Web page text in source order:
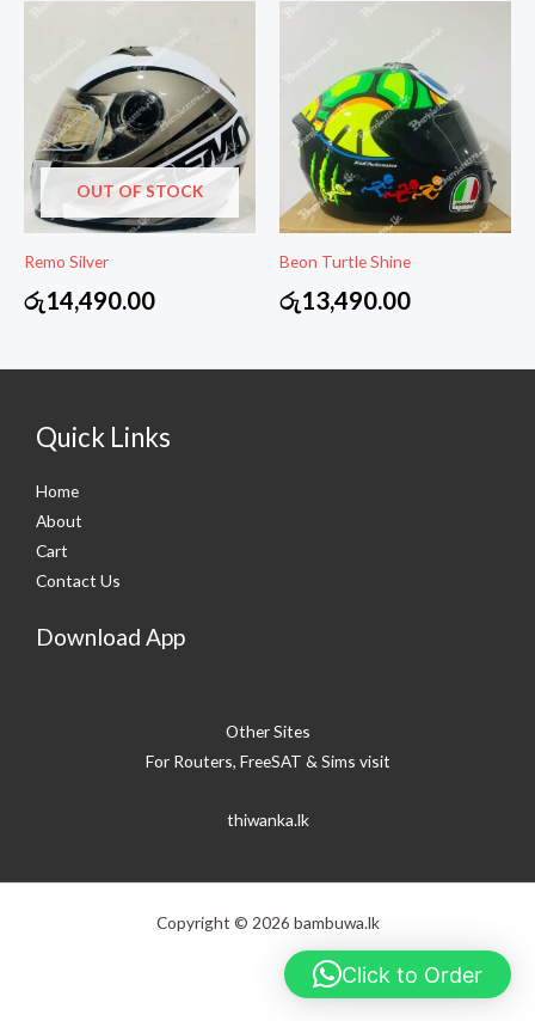
OUT OF STOCK
Remo Silver
රු14,490.00
Beon Turtle Shine
රු13,490.00
Quick Links
Home
About
Cart
Contact Us
Download App
Other Sites
For Routers, FreeSAT & Sims visit
thiwanka.lk
Copyright © 2026 bambuwa.lk
Click to Order